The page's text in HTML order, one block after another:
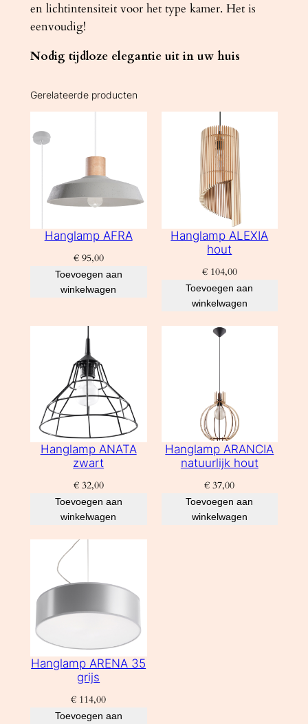
en lichtintensiteit voor het type kamer. Het is
eenvoudig!
Nodig tijdloze elegantie uit in uw huis
Gerelateerde producten
Hanglamp AFRA
€95,00
Toevoegen aan
winkelwagen
Hanglamp ALEXIA
hout
€104,00
Toevoegen aan
winkelwagen
Hanglamp ANATA
zwart
€32,00
Toevoegen aan
winkelwagen
Hanglamp ARANCIA
natuurlijk hout
€ 37,00
Toevoegen aan
winkelwagen
Hanglamp ARENA 35
grijs
€ 114,00
Toevoegen aan